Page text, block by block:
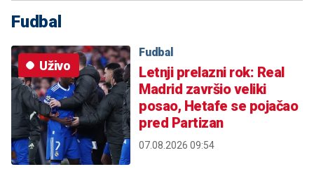
Fudbal
Uživo
Fudbal
Letnji prelazni rok: Real
Madrid završio veliki
posao, Hetafe se pojačao
pred Partizan
07.08.2026 09:54